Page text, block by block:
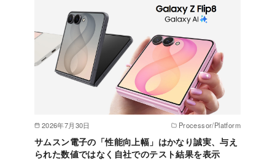
2026年7月30日 Processor/Platform
サムスン電子の「性能向上幅」はかなり誠実、与え
られた数値ではなく自社でのテスト結果を表示